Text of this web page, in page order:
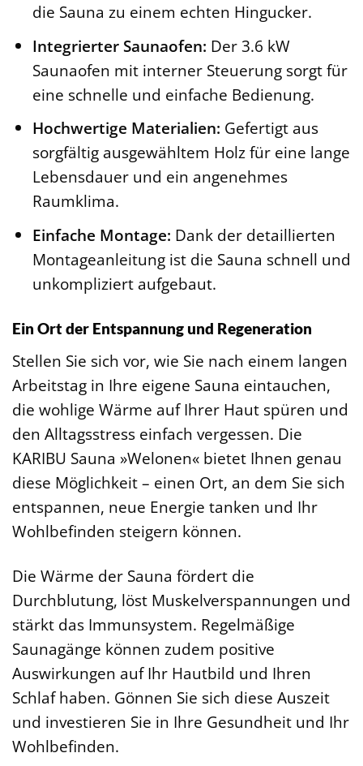
die Sauna zu einem echten Hingucker.
Integrierter Saunaofen: Der 3.6 kW
Saunaofen mit interner Steuerung sorgt für
eine schnelle und einfache Bedienung.
Hochwertige Materialien: Gefertigt aus
sorgfältig ausgewähltem Holz für eine lange
Lebensdauer und ein angenehmes
Raumklima.
Einfache Montage: Dank der detaillierten
Montageanleitung ist die Sauna schnell und
unkompliziert aufgebaut.
Ein Ort der Entspannung und Regeneration
Stellen Sie sich vor, wie Sie nach einem langen
Arbeitstag in Ihre eigene Sauna eintauchen,
die wohlige Wärme auf Ihrer Haut spüren und
den Alltagsstress einfach vergessen. Die
KARIBU Sauna »Welonen« bietet Ihnen genau
diese Möglichkeit – einen Ort, an dem Sie sich
entspannen, neue Energie tanken und Ihr
Wohlbefinden steigern können.
Die Wärme der Sauna fördert die
Durchblutung, löst Muskelverspannungen und
stärkt das Immunsystem. Regelmäßige
Saunagänge können zudem positive
Auswirkungen auf Ihr Hautbild und Ihren
Schlaf haben. Gönnen Sie sich diese Auszeit
und investieren Sie in Ihre Gesundheit und Ihr
Wohlbefinden.